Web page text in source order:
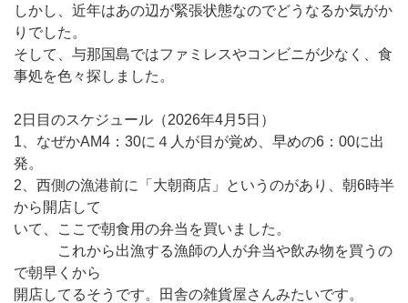
しかし、近年はあの辺が緊張状態なのでどうなるか気がか
りでした。
そして、与那国島ではファミレスやコンビニが少なく、食
事処を色々探しました。
2日目のスケジュール（2026年4月5日）
1、なぜかAM4：30に４人が目が覚め、早めの6：00に出
発。
2、西側の漁港前に「大朝商店」というのがあり、朝6時半
から開店して
いて、ここで朝食用の弁当を買いました。
これから出漁する漁師の人が弁当や飲み物を買うの
で朝早くから
開店してるそうです。田舎の雑貨屋さんみたいです。